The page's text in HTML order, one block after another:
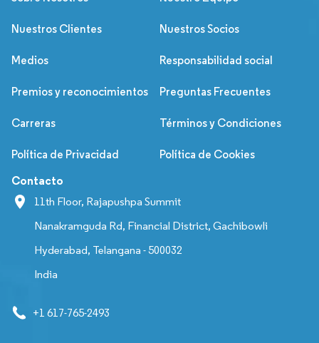
Nuestros Clientes Nuestros Socios
Medios Responsabilidad social
Premios y reconocimientos Preguntas Frecuentes
Carreras Términos y Condiciones
Política de Privacidad Política de Cookies
Contacto
11th Floor, Rajapushpa Summit
Nanakramguda Rd, Financial District, Gachibowli
Hyderabad, Telangana - 500032
India
+1 617-765-2493